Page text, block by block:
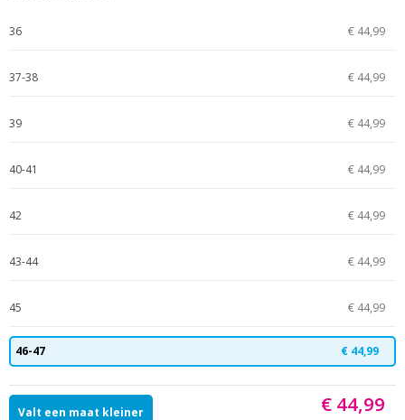
36 € 44,99
37-38 € 44,99
39 € 44,99
40-41 € 44,99
42 € 44,99
43-44 € 44,99
45 € 44,99
46-47 € 44,99
Valt een maat kleiner € 44,99